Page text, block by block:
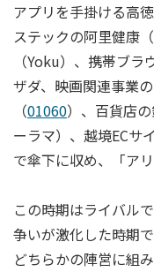
アプリを手掛ける高
ステックの阿里健康（
（Yoku）、携帯ブ
ザダ、映画関連事業
（01060）、百貨店
ーラマ）、越境ECサ
で傘下に収め、「ア
この時期はライバル
争いが激化した時期
どちらかの陣営に組